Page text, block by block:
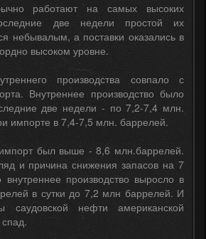
работают на самых высоких
две недели простой их
небывалым, а поставки оказались в
высоком уровне.
производства совпало с
Внутреннее производство было
две недели - по 7,2-7,4 млн.
импорте в 7,4-7,5 млн. баррелей.
был выше - 8,6 млн.баррелей.
и причина снижения запасов на 7
производство выросло в
в сутки до 7,2 млн баррелей. И
саудовской нефти американской